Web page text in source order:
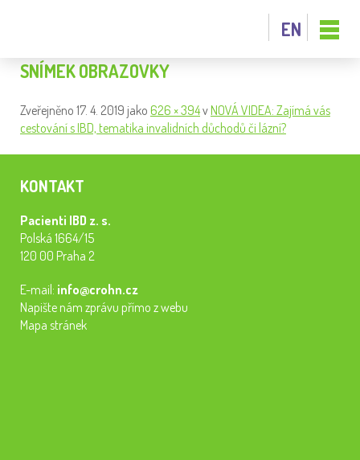
EN
SNÍMEK OBRAZOVKY
Zveřejněno 17. 4. 2019 jako 626 × 394v NOVÁ VIDEA: Zajímá vás
cestování s IBD, tematika invalidních důchodů či lázní?
KONTAKT
Pacienti IBD z. s.
Polská 1664/15
120 00 Praha 2
E-mail: info@crohn.cz
Napište nám zprávu přímo z webu
Mapa stránek